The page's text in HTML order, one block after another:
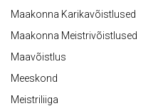
Maakonna Karikavõistlused
Maakonna Meistrivõistlused
Maavõistlus
Meeskond
Meistriliiga